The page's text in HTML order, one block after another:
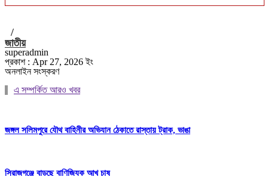
সিএমপি’র নিজস্ব জনবলে চলবে ট্রাফিক ব্যবস্থাপনা
ঢাকা-পাবনা ও ঢাকা-খুলনা রুটে নতুন আন্তঃনগর ট্রেন চালুর পরিকল্পনা ॥ চালু
হবে বন্ধ লোকাল-মেইল
বঙ্গোপসাগরে ধরা পড়লো ২৯ কেজির ইয়েলোফিন টুনা, ৪০ হাজারে বিক্রি
/
জাতীয়
superadmin
প্রকাশ : Apr 27, 2026 ইং
অনলাইন সংস্করণ
এ সম্পর্কিত আরও খবর
জঙ্গল সলিমপুরে যৌথ বাহিনীর অভিযান ঠেকাতে রাস্তায় ট্রাক, ভাঙা
সিরাজগঞ্জে বাড়ছে বাণিজ্যিক আখ চাষ